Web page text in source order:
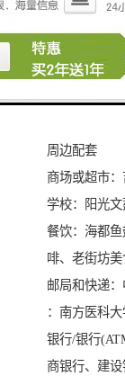
水电类别：
停车位配置
位描述】共
电梯配置：
周边配套
商场或超市
学校：阳光
餐饮：海都鱼
啡、老街坊美
邮局和快递
：南方医科大
银行/银行
商银行、建